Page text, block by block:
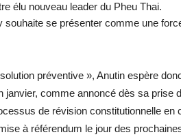
élu nouveau leader du Pheu Thai.
souhaite se présenter comme une
préventive », Anutin espère
janvier, comme annoncé dès sa prise
de révision constitutionnelle
à référendum le jour des